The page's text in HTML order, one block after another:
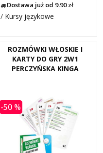
Dostawa już od 9.90 zł
/ Kursy językowe
ROZMÓWKI WŁOSKIE I
KARTY DO GRY 2W1
PERCZYŃSKA KINGA
-50 %